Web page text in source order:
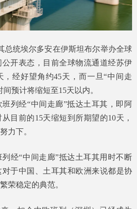
总统埃尔多安在伊斯坦布尔举办全球
开表态，目前全球物流通道经苏伊
，经好望角约45天，而一旦“中间走
预计将缩短至15天以内。
列经“中间走廊”抵达土耳其，即阿
目前的15天缩短到所期望的10天，
力下。
经“中间走廊”抵达土耳其用时不断
于中国、土耳其和欧洲来说都是协
荣稳定的典范。